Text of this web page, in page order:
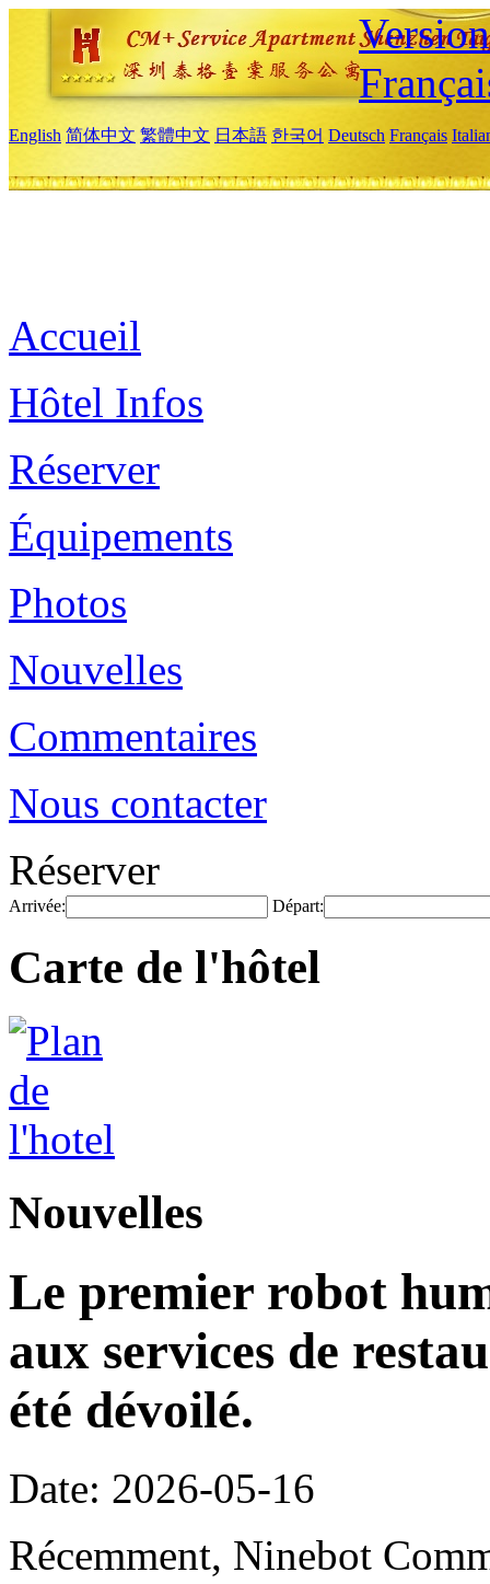
English 简体中文 繁體中文 日本語 한국어 Deutsch Français
Accueil
Hôtel Infos
Réserver
Équipements
Photos
Nouvelles
Commentaires
Nous contacter
Réserver
Arrivée: Départ:
Carte de l'hôtel
Nouvelles
Le premier robot
aux services de
été dévoilé.
Date: 2026-05-16
Récemment, Ninebot